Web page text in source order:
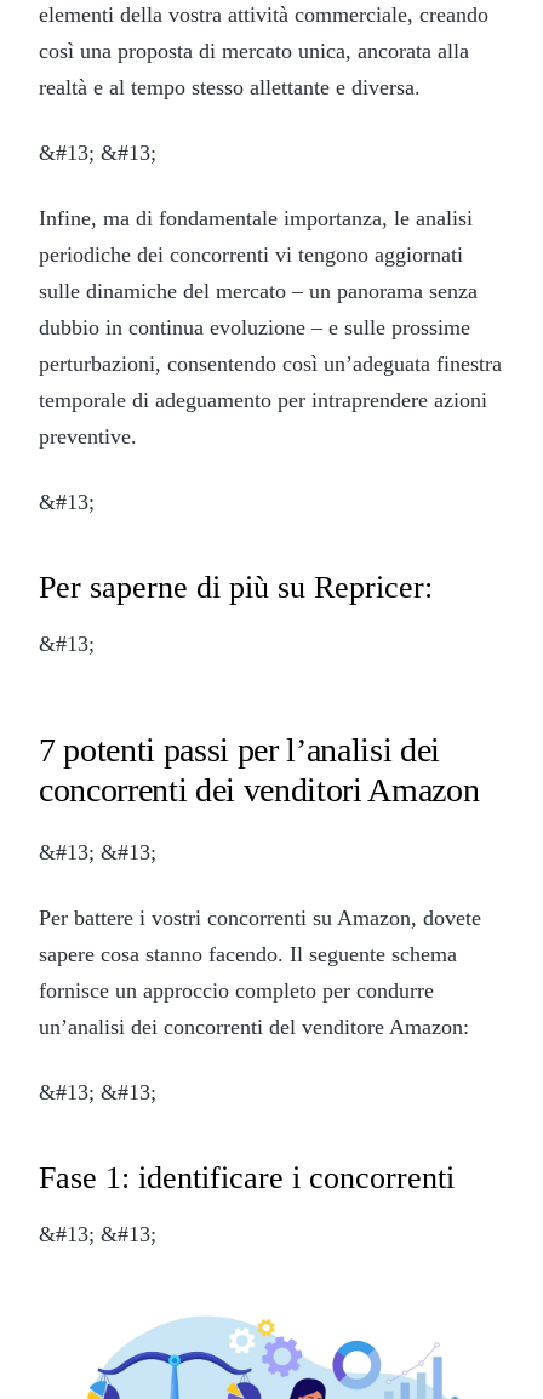
elementi della vostra attività commerciale, creando
così una proposta di mercato unica, ancorata alla
realtà e al tempo stesso allettante e diversa.
&#13; &#13;
Infine, ma di fondamentale importanza, le analisi
periodiche dei concorrenti vi tengono aggiornati
sulle dinamiche del mercato – un panorama senza
dubbio in continua evoluzione – e sulle prossime
perturbazioni, consentendo così un’adeguata finestra
temporale di adeguamento per intraprendere azioni
preventive.
&#13;
Per saperne di più su Repricer:
&#13;
7 potenti passi per l’analisi dei
concorrenti dei venditori Amazon
&#13; &#13;
Per battere i vostri concorrenti su Amazon, dovete
sapere cosa stanno facendo. Il seguente schema
fornisce un approccio completo per condurre
un’analisi dei concorrenti del venditore Amazon:
&#13; &#13;
Fase 1: identificare i concorrenti
&#13; &#13;